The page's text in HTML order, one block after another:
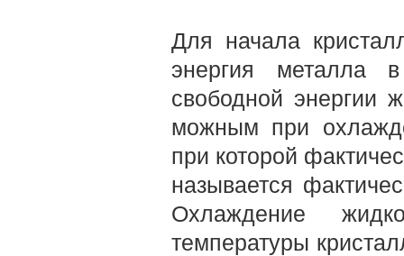
Для начала
энергия металла
свободной энергии
можным при
при которой
называется
Охлаждение
температуры